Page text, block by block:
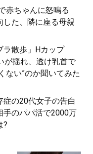
赤ちゃんに怒鳴る
した、隣に座る母親
散歩」Hカップ
が揺れ、透け乳首で
ない”のか聞いてみた
の20代女子の告白
手のパパ活で2000万
?